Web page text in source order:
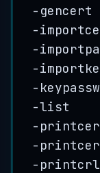
- gencert
-
-
-
-
-list
-
-
-